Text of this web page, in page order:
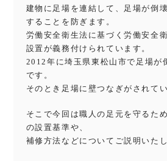
建物に足場を連結して、足場が倒
することを防ぎます。
労働安全衛生法に基づく労働安全
設置が義務付けられています。
2012年に埼玉県東松山市で足場が
です。
そのとき足場に壁つなぎがされて
そこで今回は職人の足元を守るた
の設置基準や、
補修方法などについてご説明いたし